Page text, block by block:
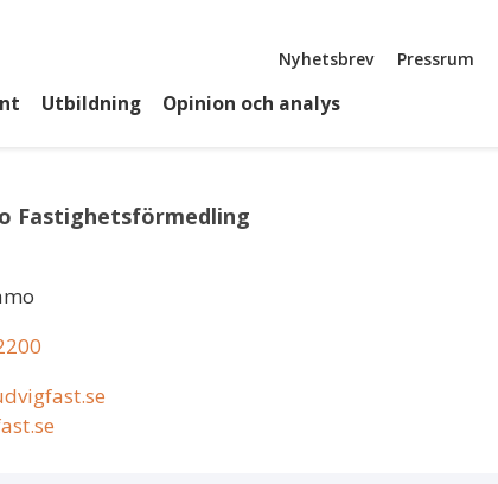
Top
Nyhetsbrev Pressrum
Utbildning Opinion och analys
Fastighetsförmedling